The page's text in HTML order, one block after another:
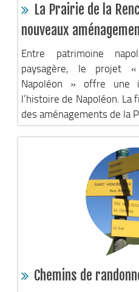
Travaillez en Matheysine
Facturation électronique
Montagne, Agriculture & Forêt
Guide des producteurs
Aide aux alpages
Stratégie forestière du
Stratégie Foncière
Appel à projet Friche
Reconquête de
Projet Alimentaire
Aménagement du territoire
Urbanisme ADS
Plan Local d’Urbanisme
Architecte conseil
La Prairie de la
nouveaux
Entre patrimoine
paysagère, le projet «
Napoléon » offre une
l’histoire de Napoléon. La
des aménagements de la
Chemins de